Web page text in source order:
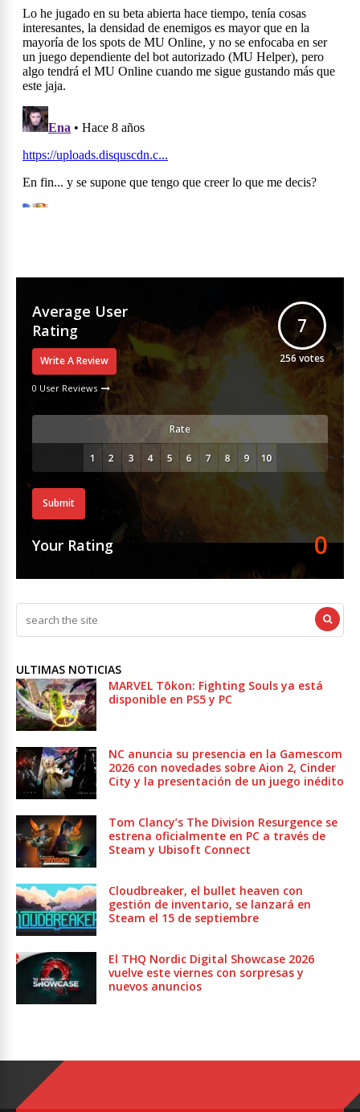
Average User
Rating
Write A Review
0 User Reviews
7
256votes
Rate
Submit
Your Rating 0
ULTIMAS NOTICIAS
MARVEL Tōkon: Fighting Souls ya está
disponible en PS5 y PC
NC anuncia su presencia en la Gamescom
2026 con novedades sobre Aion 2, Cinder
City y la presentación de un juego inédito
Tom Clancy’s The Division Resurgence se
estrena oficialmente en PC a través de
Steam y Ubisoft Connect
Cloudbreaker, el bullet heaven con
gestión de inventario, se lanzará en
Steam el 15 de septiembre
El THQ Nordic Digital Showcase 2026
vuelve este viernes con sorpresas y
nuevos anuncios